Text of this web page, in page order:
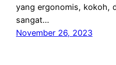
yang ergonomis, kokoh,
sangat…
November 26, 2023